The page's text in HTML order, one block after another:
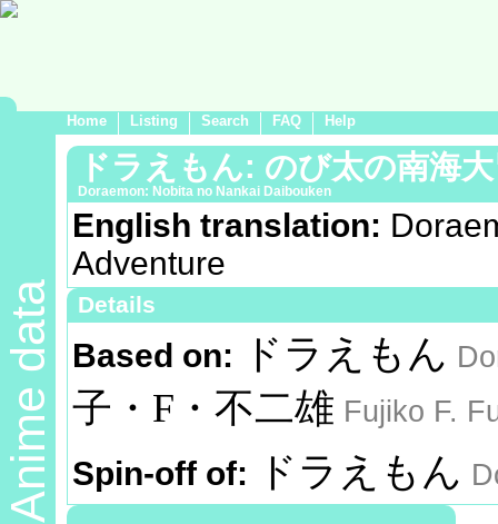
Home Listing Search FAQ Help
Anime data
ドラえもん: のび太の南海
Doraemon: Nobita no Nankai Daibouken
English translation:
Adventure
Details
Based on: ドラえもん
子・F・不二雄 Fujiko F.
Spin-off of: ドラえもん